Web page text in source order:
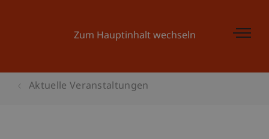
Zum Hauptinhalt wechseln
Aktuelle Veranstaltungen